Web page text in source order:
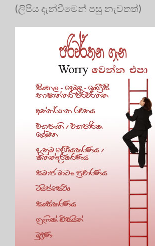
(ලිපිය දැන්වීමෙන් පසු නැවතත්)